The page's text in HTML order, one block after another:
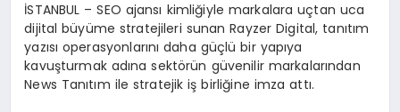
İSTANBUL – SEO ajansı kimliğiyle markalara uçtan uca
dijital büyüme stratejileri sunan Rayzer Digital, tanıtım
yazısı operasyonlarını daha güçlü bir yapıya
kavuşturmak adına sektörün güvenilir markalarından
News Tanıtım ile stratejik iş birliğine imza attı.